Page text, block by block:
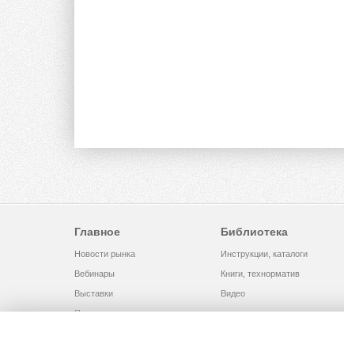
Главное
Новости рынка
Вебинары
Выставки
Помощь
Библиотека
Инструкции, каталоги
Книги, технорматив
Видео